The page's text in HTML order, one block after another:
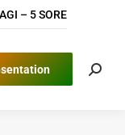
– 5 SORE